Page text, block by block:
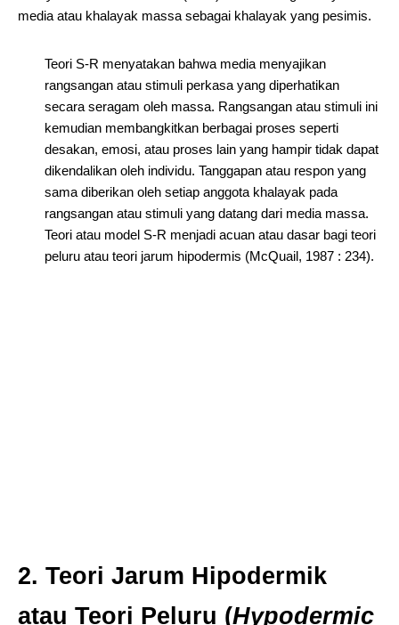
media atau khalayak massa sebagai khalayak yang pesimis.
Teori S-R menyatakan bahwa media menyajikan
rangsangan atau stimuli perkasa yang diperhatikan
secara seragam oleh massa. Rangsangan atau stimuli ini
kemudian membangkitkan berbagai proses seperti
desakan, emosi, atau proses lain yang hampir tidak dapat
dikendalikan oleh individu. Tanggapan atau respon yang
sama diberikan oleh setiap anggota khalayak pada
rangsangan atau stimuli yang datang dari media massa.
Teori atau model S-R menjadi acuan atau dasar bagi teori
peluru atau teori jarum hipodermis (McQuail, 1987 : 234).
2. Teori Jarum Hipodermik
atau Teori Peluru (Hypodermic